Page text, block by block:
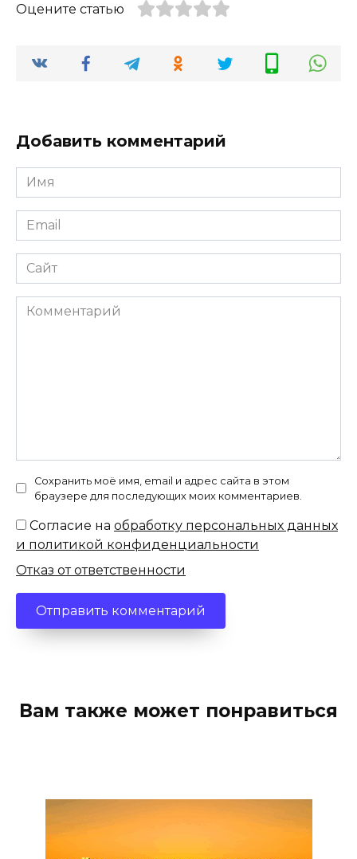
Оцените статью
Добавить комментарий
Имя
*
Email
*
Сайт
Комментарий
Сохранить моё имя, email и адрес сайта в этом
браузере для последующих моих комментариев.
Согласие на обработку персональных данных
и политикой конфиденциальности
Отказ от ответственности
Вам также может понравиться